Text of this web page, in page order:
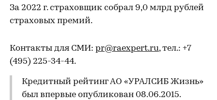
За 2022 г. страховщик собрал 9,0 млрд рублей
страховых премий.
Контакты для СМИ: pr@raexpert.ru, тел.: +7
(495) 225-34-44.
Кредитный рейтинг АО «УРАЛСИБ Жизнь»
был впервые опубликован 08.06.2015.